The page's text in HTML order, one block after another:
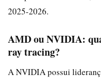
2025-2026.
AMD ou NVIDIA:
ray tracing?
A NVIDIA possui